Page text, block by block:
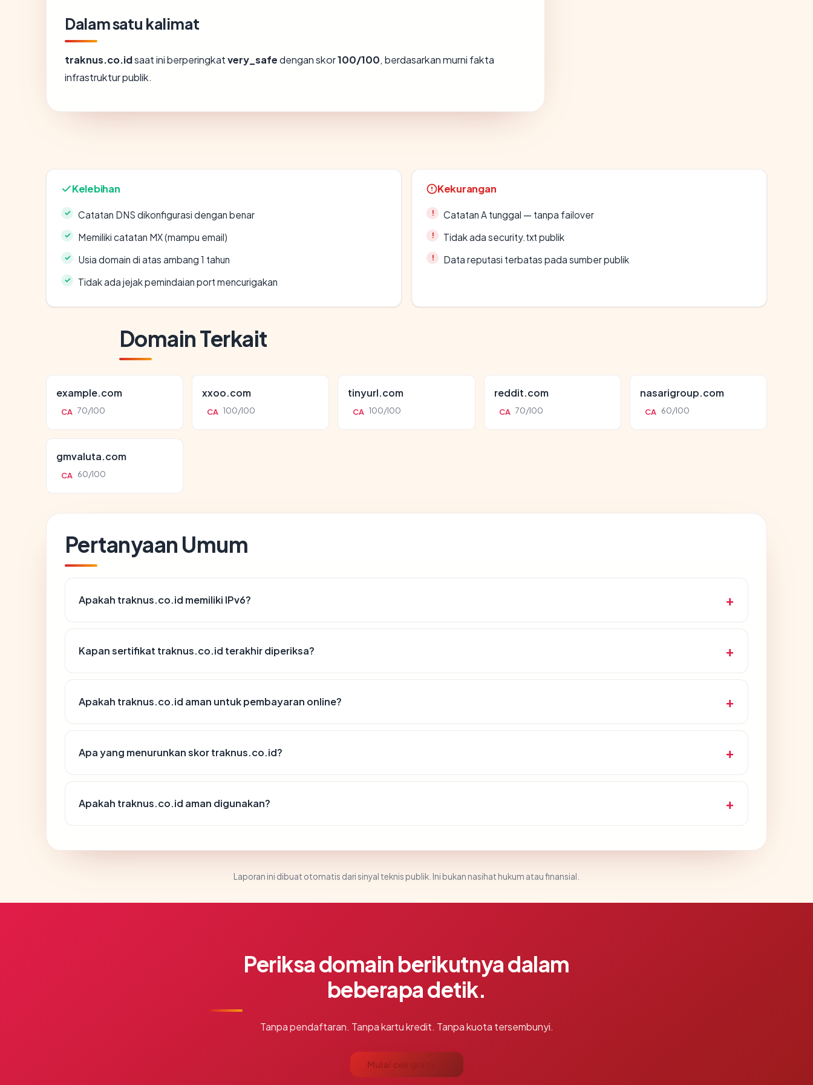
Dalam satu kalimat
traknus.co.idsaat ini berperingkatvery_safedengan skor100/100, berdasarkan murni fakta
infrastruktur publik.
Kelebihan
Catatan DNS dikonfigurasi dengan benar
Memiliki catatan MX (mampu email)
Usia domain di atas ambang 1 tahun
Tidak ada jejak pemindaian port mencurigakan
Kekurangan
Catatan A tunggal — tanpa failover
Tidak ada security.txt publik
Data reputasi terbatas pada sumber publik
Domain Terkait
example.com
CA 70/100
xxoo.com
CA 100/100
tinyurl.com
CA 100/100
reddit.com
CA 70/100
nasarigroup.com
CA 60/100
gmvaluta.com
CA 60/100
Pertanyaan Umum
Apakah traknus.co.id memiliki IPv6?
Kapan sertifikat traknus.co.id terakhir diperiksa?
Apakah traknus.co.id aman untuk pembayaran online?
Apa yang menurunkan skor traknus.co.id?
Apakah traknus.co.id aman digunakan?
Laporan ini dibuat otomatis dari sinyal teknis publik. Ini bukan nasihat hukum atau finansial.
Periksa domain berikutnya dalam
beberapa detik.
Tanpa pendaftaran. Tanpa kartu kredit. Tanpa kuota tersembunyi.
Mulai cek gratis →